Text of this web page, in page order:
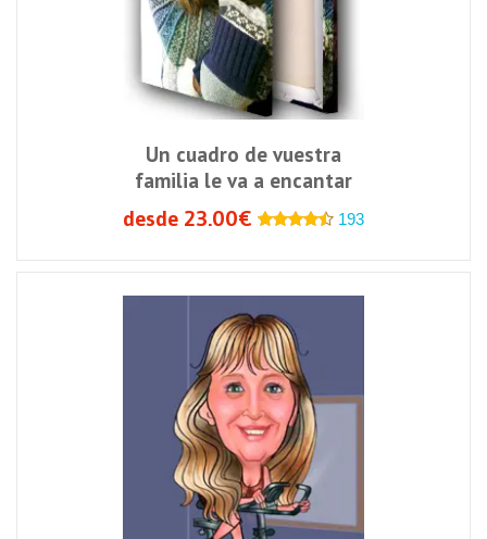
Un cuadro de vuestra
familia le va a encantar
desde 23.00€
193